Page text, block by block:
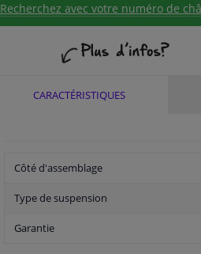
Recherchez avec votre numéro de
CARACTÉRISTIQUES
Côté d'assemblage
Type de suspension
Garantie